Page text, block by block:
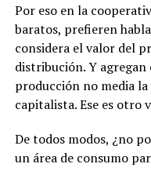
Por eso en la
baratos, prefieren
considera el valor del
distribución. Y agregan
producción no media
capitalista. Ese es otro
De todos modos, ¿no
un área de consumo